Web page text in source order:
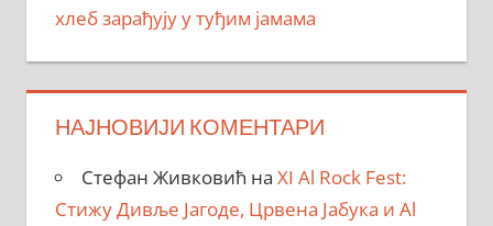
хлеб зарађују у туђим јамама
НАЈНОВИЈИ КОМЕНТАРИ
Стефан Живковић на XI Al Rock Fest:
Стижу Дивље Јагоде, Црвена Јабука и Al